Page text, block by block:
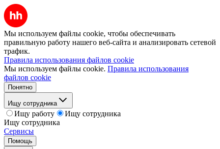
Мы используем файлы cookie, чтобы обеспечивать
правильную работу нашего веб-сайта и анализировать сетевой
трафик.
Правила использования файлов cookie
Мы используем файлы cookie. Правила использования
файлов cookie
Понятно
Ищу сотрудника
Ищу работу
Ищу сотрудника
Ищу сотрудника
Сервисы
Помощь